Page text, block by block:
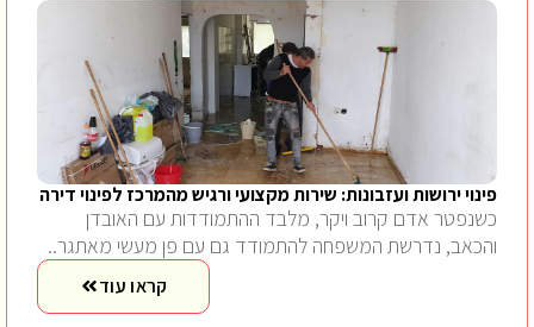
פינוי ירושות ועזבונות: שירות מקצועי ורגיש מהמרכז לפינוי דירה
כשנפטר אדם קרוב ויקר, מלבד ההתמודדות עם האובדן
והכאב, נדרשת המשפחה להתמודד גם עם פן מעשי מאתגר..
קראו עוד